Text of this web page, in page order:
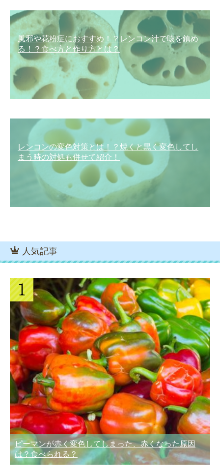
風邪や花粉症におすすめ！？レンコン汁で咳を鎮め
る！？食べ方と作り方とは？
レンコンの変色対策とは！？焼くと黒く変色してし
まう時の対処も併せて紹介！
人気記事
ピーマンが赤く変色してしまった、赤くなった原因
は？食べられる？